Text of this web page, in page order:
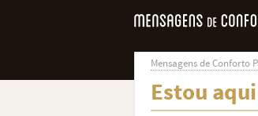
Mensagens de Conforto
Estou